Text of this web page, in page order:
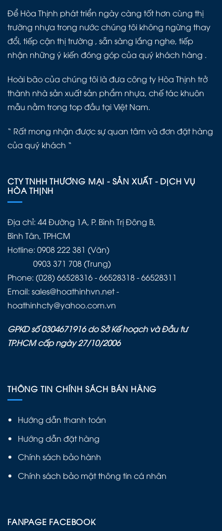
Để Hòa Thịnh phát triển ngày càng tốt hơn cùng thị
trường nhựa trong nước chúng tôi không ngừng thay
đổi, tiếp cận thị trường , sẵn sàng lắng nghe, tiếp
nhận những ý kiến đóng góp của quý khách hàng .
Hoài bão của chúng tôi là đưa công ty Hòa Thịnh trở
thành nhà sản xuất sản phẩm nhựa, chế tác khuôn
mẫu nằm trong top đầu tại Việt Nam.
“ Rất mong nhận được sự quan tâm và đơn đặt hàng
của quý khách “
CTY TNHH THƯƠNG MẠI - SẢN XUẤT - DỊCH VỤ
HÒA THỊNH
Địa chỉ: 44 Đường 1A, P. Bình Trị Đông B,
Bình Tân, TPHCM
Hotline: 0908 222 381 (Văn)
0903 371 708 (Trung)
Phone: (028) 66528316 - 66528318 - 66528311
Email: sales@hoathinhvn.net -
hoathinhcty@yahoo.com.vn
GPKD số 0304671916 do Sở Kế hoạch và Đầu tư
TP.HCM cấp ngày 27/10/2006
THÔNG TIN CHÍNH SÁCH BÁN HÀNG
Hướng dẫn thanh toán
Hướng dẫn đặt hàng
Chính sách bảo hành
Chính sách bảo mật thông tin cá nhân
FANPAGE FACEBOOK